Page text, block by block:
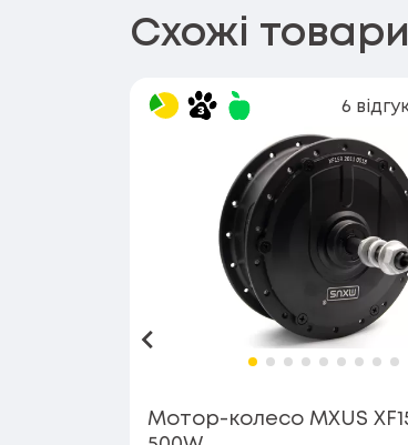
Схожі товари
Назад
Мотор-колесо MXUS
6